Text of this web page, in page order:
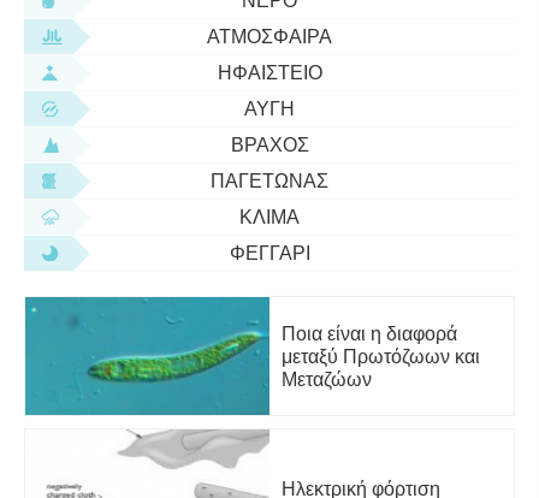
ΑΤΜΌΣΦΑΙΡΑ
ΗΦΑΊΣΤΕΙΟ
ΑΥΓΉ
ΒΡΆΧΟΣ
ΠΑΓΕΤΏΝΑΣ
ΚΛΊΜΑ
ΦΕΓΓΆΡΙ
Ποια είναι η διαφορά
μεταξύ Πρωτόζωων και
Μεταζώων
Ηλεκτρική φόρτιση